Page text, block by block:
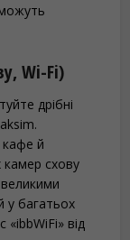
Wi-Fi)
дрібні
й
камер схову
у багатьох
від